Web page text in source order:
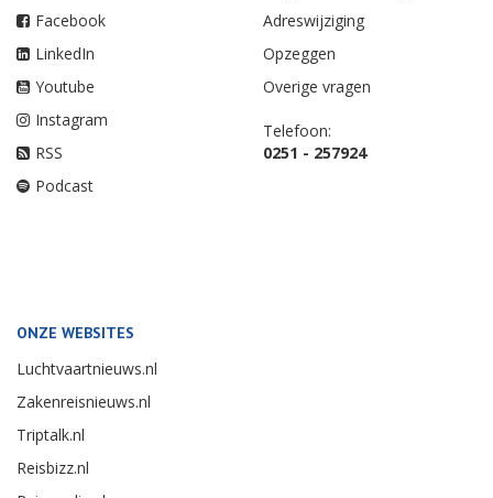
Facebook
LinkedIn
Youtube
Instagram
RSS
Podcast
Adreswijziging
Opzeggen
Overige vragen
Telefoon:
0251 - 257924
ONZE WEBSITES
Luchtvaartnieuws.nl
Zakenreisnieuws.nl
Triptalk.nl
Reisbizz.nl